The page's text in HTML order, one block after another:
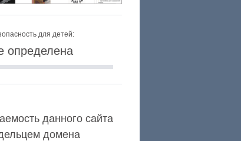
для детей:
определена
данного сайта
домена